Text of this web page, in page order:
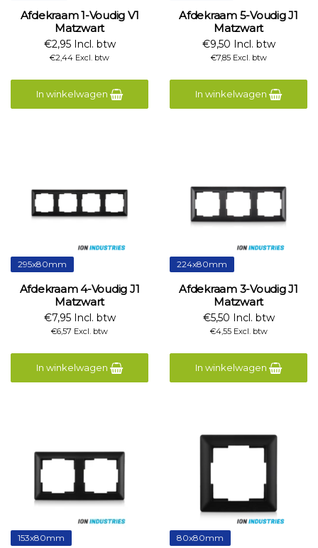
Afdekraam 1-Voudig V1
Matzwart
€2,95 Incl. btw
€2,44 Excl. btw
In winkelwagen
Afdekraam 5-Voudig J1
Matzwart
€9,50 Incl. btw
€7,85 Excl. btw
In winkelwagen
295x80mm
Afdekraam 4-Voudig J1
Matzwart
€7,95 Incl. btw
€6,57 Excl. btw
In winkelwagen
224x80mm
Afdekraam 3-Voudig J1
Matzwart
€5,50 Incl. btw
€4,55 Excl. btw
In winkelwagen
153x80mm 80x80mm